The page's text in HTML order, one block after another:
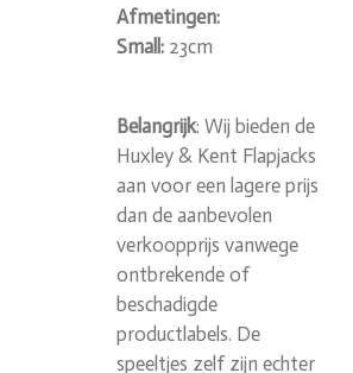
Afmetingen:
Small: 23cm
Belangrijk: Wij bieden de
Huxley & Kent Flapjacks
aan voor een lagere prijs
dan de aanbevolen
verkoopprijs vanwege
ontbrekende of
beschadigde
productlabels. De
speeltjes zelf zijn echter